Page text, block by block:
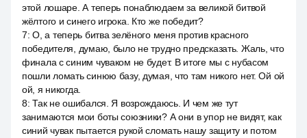
этой лошаре. А теперь понаблюдаем за великой битвой
жёлтого и синего игрока. Кто же победит?
7:О, а теперь битва зелёного меня против красного
победителя, думаю, было не трудно предсказать. Жаль, что
финала с синим чуваком не будет. В итоге мы с нубасом
пошли ломать синюю базу, думая, что там никого нет. Ой ой
ой, я никогда.
8:Так не ошибался. Я возрождаюсь. И чем же тут
занимаются мои боты союзники? А они в упор не видят, как
синий чувак пытается рукой сломать нашу защиту и потом